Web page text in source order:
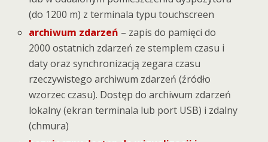
(do 1200 m) z terminala typu touchscreen
archiwum zdarzeń – zapis do pamięci do
2000 ostatnich zdarzeń ze stemplem czasu i
daty oraz synchronizacją zegara czasu
rzeczywistego archiwum zdarzeń (źródło
wzorzec czasu). Dostęp do archiwum zdarzeń
lokalny (ekran terminala lub port USB) i zdalny
(chmura)